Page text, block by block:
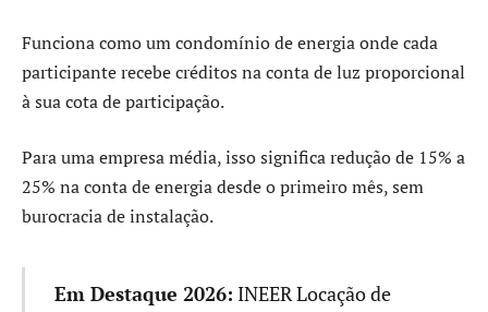
Funciona como um condomínio de energia onde cada
participante recebe créditos na conta de luz proporcional
à sua cota de participação.
Para uma empresa média, isso significa redução de 15% a
25% na conta de energia desde o primeiro mês, sem
burocracia de instalação.
Em Destaque 2026: INEER Locação de